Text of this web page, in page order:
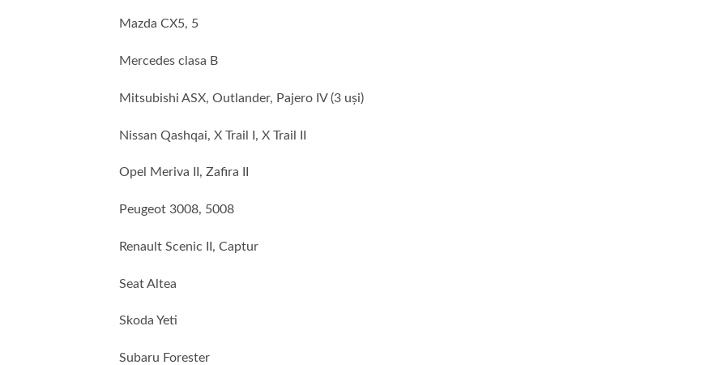
Mazda CX5, 5
Mercedes clasa B
Mitsubishi ASX, Outlander, Pajero IV (3 uși)
Nissan Qashqai, X Trail I, X Trail II
Opel Meriva II, Zafira II
Peugeot 3008, 5008
Renault Scenic II, Captur
Seat Altea
Skoda Yeti
Subaru Forester